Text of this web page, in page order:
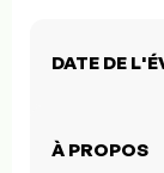
DATE DE
À PROPOS